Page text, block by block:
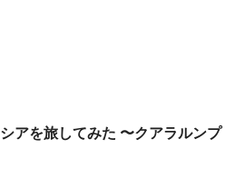
アを旅してみた 〜クアラルンプ